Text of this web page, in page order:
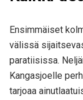
Ensimmäiset
välissä
paratiisissa.
Kangasjoelle
tarjoaa